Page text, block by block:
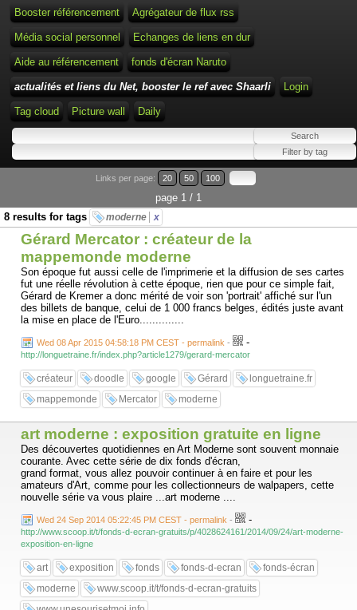
Booster référencement Agrégateur de flux rss
Média social personnel Echanges de liens en dur
Aide au référencement fonds d'écran Naruto
actualités et liens du Net, booster le ref avec Shaarli Login
Tag cloud Picture wall Daily
Links per page: 20 50 100
page 1 / 1
8 results for tags
moderne x
Gérard Mercator : créateur de la
mappemonde moderne
Son époque fut aussi celle de l'imprimerie et la diffusion de ses cartes
fut une réelle révolution à cette époque, rien que pour ce simple fait,
Gérard de Kremer a donc mérité de voir son 'portrait' affiché sur l'un
des billets de banque, celui de 1 000 francs belges, édités juste avant
la mise en place de l'Euro..............
Wed 08 Apr 2015 04:58:18 PM CEST - permalink - -
http://longuetraine.fr/index.php?article1279/gerard-mercator
créateur doodle google Gérard
longuetraine.fr
mappemonde
Mercator moderne
art moderne : exposition gratuite en ligne
Des découvertes quotidiennes en Art Moderne sont souvent monnaie
courante. Avec cette série de dix fonds d'écran,
grand format, vous allez pouvoir continuer à en faire et pour les
amateurs d'Art, comme pour les collectionneurs de walpapers, cette
nouvelle série va vous plaire ...art moderne ....
Wed 24 Sep 2014 05:22:45 PM CEST - permalink - -
http://www.scoop.it/t/fonds-d-ecran-gratuits/p/4028624161/2014/09/24/art-moderne-
exposition-en-ligne
art exposition fonds fonds-d-ecran
fonds-écran
moderne
www.scoop.it/t/fonds-d-ecran-gratuits